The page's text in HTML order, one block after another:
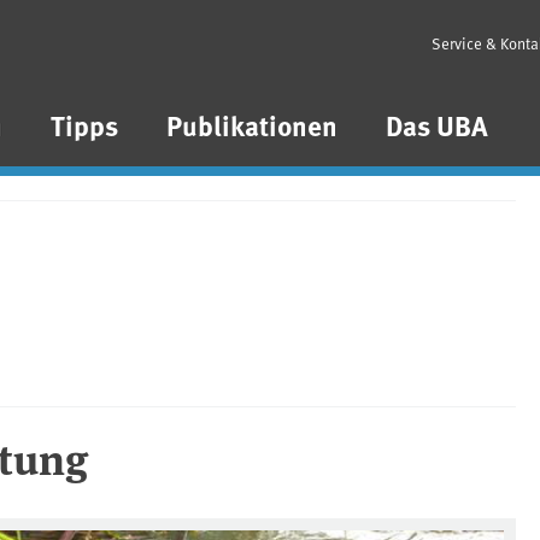
Tipps Publikationen Das UBA
Service &